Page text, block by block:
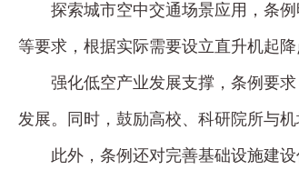
探索城市空中交通场景应用，条
等要求，根据实际需要设立直升机起
强化低空产业发展支撑，条例要
发展。同时，鼓励高校、科研院所与
此外，条例还对完善基础设施建